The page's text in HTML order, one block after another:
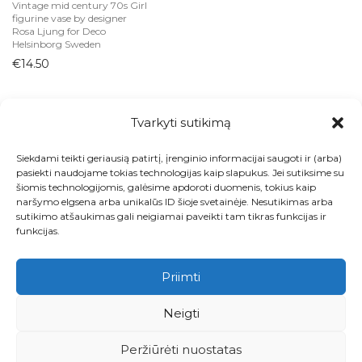
Tvarkyti sutikimą
Siekdami teikti geriausią patirtį, įrenginio informacijai saugoti ir (arba)
pasiekti naudojame tokias technologijas kaip slapukus. Jei sutiksime su
šiomis technologijomis, galėsime apdoroti duomenis, tokius kaip
naršymo elgsena arba unikalūs ID šioje svetainėje. Nesutikimas arba
sutikimo atšaukimas gali neigiamai paveikti tam tikras funkcijas ir
funkcijas.
Priimti
Neigti
Peržiūrėti nuostatas
Vintage prietaisai
Vintage mid century 70s Girl
figurine vase by designer
Rosa Ljung for Deco
Helsinborg Sweden
€14.50
Visos prekės
Kontaktai
Apie
Paskyra
Krepšelis